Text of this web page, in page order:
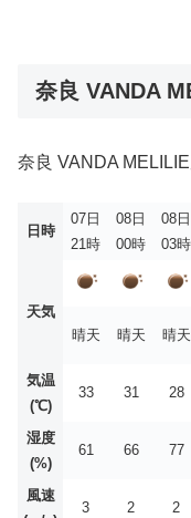
奈良 VANDA
奈良 VANDA
日時
07日
21時
08日
00時
08日
03時
天気
晴天
晴天 晴天
気温
(℃)
33 31 28
湿度
(%)
61 66 77
風速
3 2 2